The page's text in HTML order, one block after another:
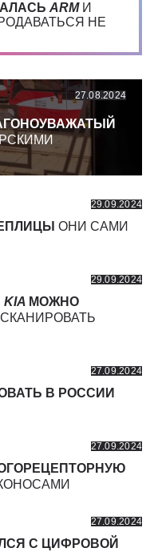
ARMИ
НЕ
27.08.2024
29.09.2024
ОНИ САМИ
29.09.2024
KIA МОЖНО
27.09.2024
В РОССИИ
27.09.2024
27.09.2024
С ЦИФРОВОЙ